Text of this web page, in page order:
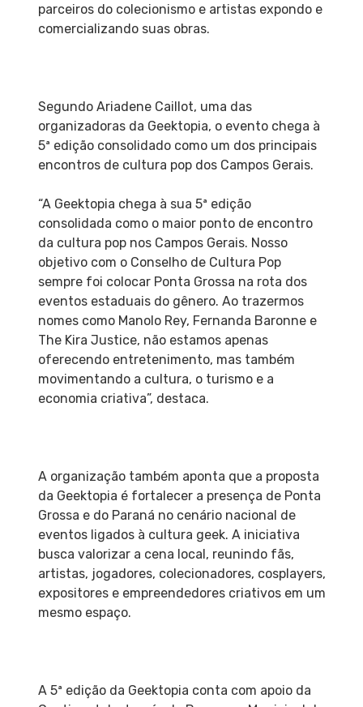
parceiros do colecionismo e artistas expondo e
comercializando suas obras.
Segundo Ariadene Caillot, uma das
organizadoras da Geektopia, o evento chega à
5ª edição consolidado como um dos principais
encontros de cultura pop dos Campos Gerais.
“A Geektopia chega à sua 5ª edição
consolidada como o maior ponto de encontro
da cultura pop nos Campos Gerais. Nosso
objetivo com o Conselho de Cultura Pop
sempre foi colocar Ponta Grossa na rota dos
eventos estaduais do gênero. Ao trazermos
nomes como Manolo Rey, Fernanda Baronne e
The Kira Justice, não estamos apenas
oferecendo entretenimento, mas também
movimentando a cultura, o turismo e a
economia criativa”, destaca.
A organização também aponta que a proposta
da Geektopia é fortalecer a presença de Ponta
Grossa e do Paraná no cenário nacional de
eventos ligados à cultura geek. A iniciativa
busca valorizar a cena local, reunindo fãs,
artistas, jogadores, colecionadores, cosplayers,
expositores e empreendedores criativos em um
mesmo espaço.
A 5ª edição da Geektopia conta com apoio da